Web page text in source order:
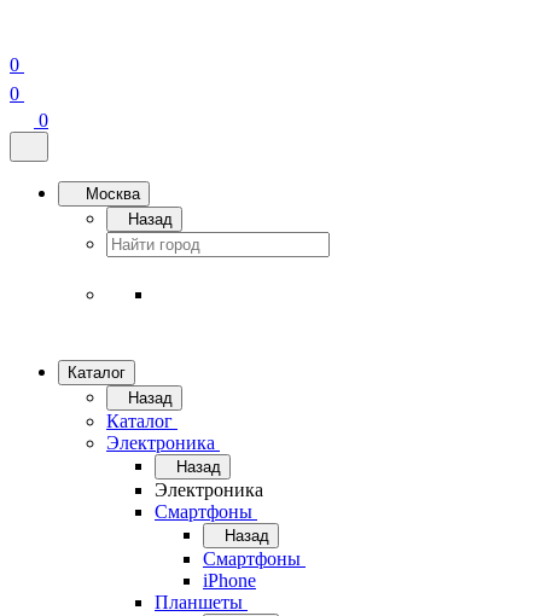
0
0
0
Москва
Назад
Каталог
Назад
Каталог
Электроника
Назад
Электроника
Смартфоны
Назад
Смартфоны
iPhone
Планшеты